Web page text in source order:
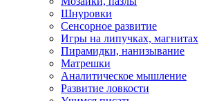
Шнуровки
Сенсорное развитие
Игры на липучках, магнитах
Пирамидки, нанизывание
Матрешки
Аналитическое мышление
Развитие ловкости